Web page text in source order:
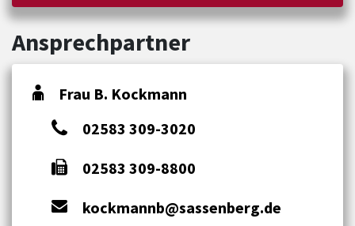
Ansprechpartner
Frau B. Kockmann
02583 309-3020
02583 309-8800
kockmannb@sassenberg.de